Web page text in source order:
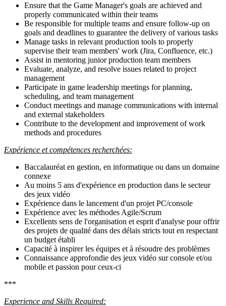
Ensure that the Game Manager's goals are achieved and
properly communicated within their teams
Be responsible for multiple teams and ensure follow-up on
goals and deadlines to guarantee the delivery of various tasks
Manage tasks in relevant production tools to properly
supervise their team members' work (Jira, Confluence, etc.)
Assist in mentoring junior production team members
Evaluate, analyze, and resolve issues related to project
management
Participate in game leadership meetings for planning,
scheduling, and team management
Conduct meetings and manage communications with internal
and external stakeholders
Contribute to the development and improvement of work
methods and procedures
Expérience et compétences recherchées:
Baccalauréat en gestion, en informatique ou dans un domaine
connexe
Au moins 5 ans d'expérience en production dans le secteur
des jeux vidéo
Expérience dans le lancement d'un projet PC/console
Expérience avec les méthodes Agile/Scrum
Excellents sens de l'organisation et esprit d'analyse pour offrir
des projets de qualité dans des délais stricts tout en respectant
un budget établi
Capacité à inspirer les équipes et à résoudre des problèmes
Connaissance approfondie des jeux vidéo sur console et/ou
mobile et passion pour ceux-ci
***
Experience and Skills Required: